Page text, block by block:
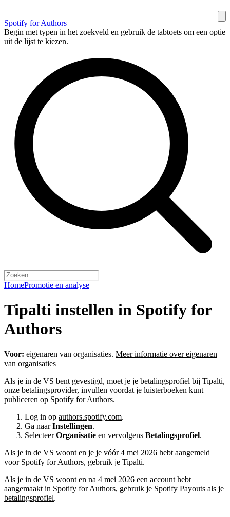
Spotify for Authors
Begin met typen in het zoekveld en gebruik de tabtoets om een optie
uit de lijst te kiezen.
HomePromotie en analyse
Tipalti instellen in Spotify for
Authors
Voor: eigenaren van organisaties. Meer informatie over eigenaren
van organisaties
Als je in de VS bent gevestigd, moet je je betalingsprofiel bij Tipalti,
onze betalingsprovider, invullen voordat je luisterboeken kunt
publiceren op Spotify for Authors.
Log in op authors.spotify.com.
Ga naarInstellingen.
SelecteerOrganisatie en vervolgens Betalingsprofiel.
Als je in de VS woont en je je vóór 4 mei 2026 hebt aangemeld
voor Spotify for Authors, gebruik je Tipalti.
Als je in de VS woont en na 4 mei 2026 een account hebt
aangemaakt in Spotify for Authors, gebruik je Spotify Payouts als je
betalingsprofiel.